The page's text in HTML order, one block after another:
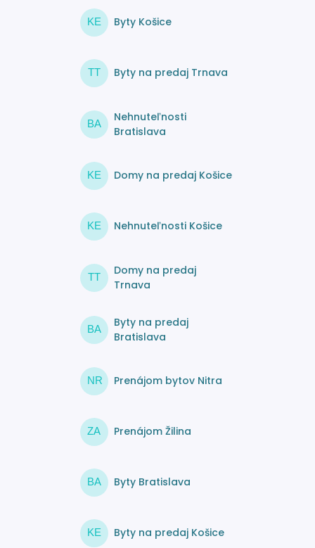
KE Byty Košice
TT Byty na predaj Trnava
BA
Nehnuteľnosti
Bratislava
KE Domy na predaj Košice
KE Nehnuteľnosti Košice
TT
Domy na predaj
Trnava
BA
Byty na predaj
Bratislava
NR Prenájom bytov Nitra
ZA Prenájom Žilina
BA Byty Bratislava
KE Byty na predaj Košice